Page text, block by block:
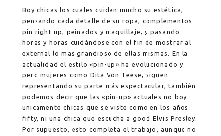
Boy chicas los cuales cuidan mucho su estética,
pensando cada detalle de su ropa, complementos
pin right up, peinados y maquillaje, y pasando
horas y horas cuidándose con el fin de mostrar al
external lo mas grandioso de ellas mismas. En la
actualidad el estilo «pin-up» ha evolucionado y
pero mujeres como Dita Von Teese, siguen
representando su parte más espectacular, también
podemos decir que las «pin-up» actuales no boy
unicamente chicas que se viste como en los años
fifty, ni una chica que escucha a good Elvis Presley.
Por supuesto, esto completa el trabajo, aunque no